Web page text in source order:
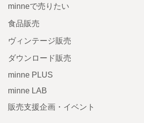
minneで売りたい
食品販売
ヴィンテージ販売
ダウンロード販売
minne PLUS
minne LAB
販売支援企画・イベント